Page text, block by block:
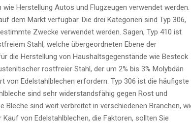
Herstellung Autos und Flugzeugen verwendet werden.
dem Markt verfügbar. Die drei Kategorien sind Typ 306,
Zwecke verwendet werden. Sagen, Typ 410 ist
Stahl, welche übergeordneten Ebene der
die Herstellung von Haushaltsgegenstände wie Besteck
rostfreier Stahl, der um 2% bis 3% Molybdän
von Edelstahlblechen erfordern. Typ 306 ist die häufigste
sind sehr widerstandsfähig gegen Rost und
sind weit verbreitet in verschiedenen Branchen,
von Edelstahlblechen, die Faktoren, sollten Sie